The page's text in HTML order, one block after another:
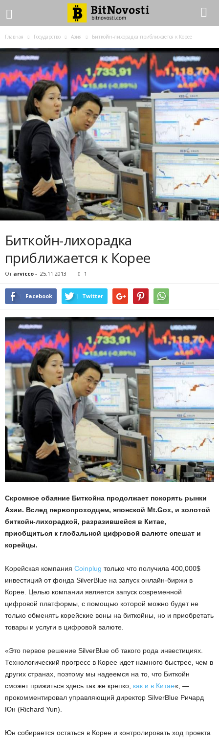
Главная Государство Азия Биткойн-лихорадка приближается к Корее
Биткойн-лихорадка
приближается к Корее
От arvicco - 25.11.2013 1
Facebook Twitter
Скромное обаяние Биткойна продолжает покорять рынки
Азии. Вслед первопроходцем, японской Mt.Gox, и золотой
биткойн-лихорадкой, разразившейся в Китае,
приобщиться к глобальной цифровой валюте спешат и
корейцы.
Kорейская компания Coinplug только что получила 400,000$
инвестиций от фонда SilverBlue на запуск онлайн-биржи в
Корее. Целью компании является запуск современной
цифровой платформы, с помощью которой можно будет не
только обменять корейские воны на биткойны, но и приобретать
товары и услуги в цифровой валюте.
«Это первое решение SilverBlue об такого рода инвестициях.
Технологический прогресс в Корее идет намного быстрее, чем в
других странах, поэтому мы надеемся на то, что Биткойн
сможет прижиться здесь так же крепко, как и в Китае«, —
прокомментировал управляющий директор SilverBlue Ричард
Юн (Richard Yun).
Юн собирается остаться в Корее и контролировать ход проекта